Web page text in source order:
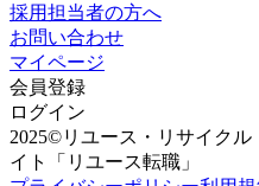
採用担当者の方へ
お問い合わせ
マイページ
会員登録
ログイン
2025©リユース・リサイク
イト「リユース転職」